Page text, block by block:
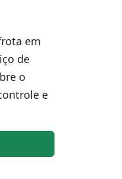
em
de
o
e